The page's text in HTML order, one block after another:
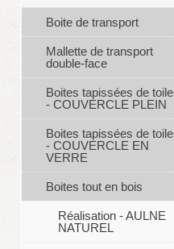
Boite de transport
Mallette de transport
double-face
Boites tapissées de toile
- COUVERCLE PLEIN
Boites tapissées de toile
- COUVERCLE EN
VERRE
Boites tout en bois
Réalisation - AULNE
NATUREL